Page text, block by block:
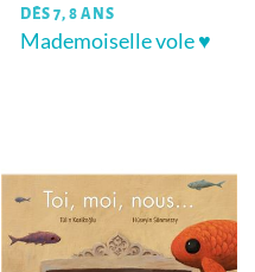
DÈS 7, 8 ANS
Mademoiselle vole ♥